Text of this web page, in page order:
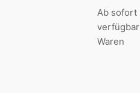
Ab sofort
verfügbar
Waren